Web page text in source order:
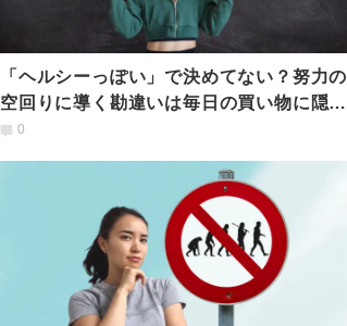
「ヘルシーっぽい」で決めてない？努力の
空回りに導く勘違いは毎日の買い物に隠さ
れていた
0